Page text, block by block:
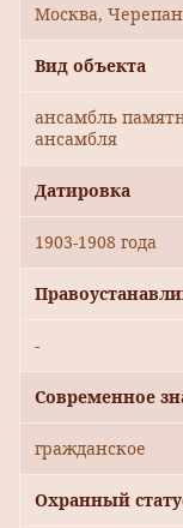
Москва,
Вид объекта
ансамбль
ансамбля
Датировка
1903-1908 года
-
Современное
гражданское
Охранный